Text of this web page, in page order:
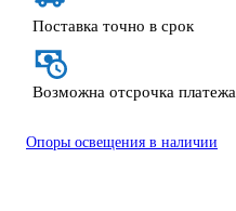
Поставка точно в срок
Возможна отсрочка платежа
Опоры освещения в наличии